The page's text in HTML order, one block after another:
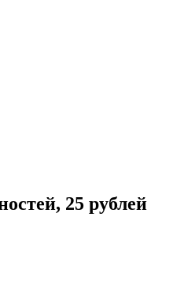
25 рублей